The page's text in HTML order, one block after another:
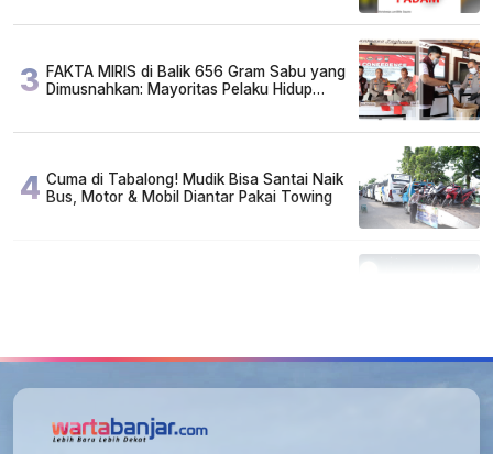
3 FAKTA MIRIS di Balik 656 Gram Sabu yang
Dimusnahkan: Mayoritas Pelaku Hidup
4 Cuma di Tabalong! Mudik Bisa Santai Naik
Bus, Motor & Mobil Diantar Pakai Towing